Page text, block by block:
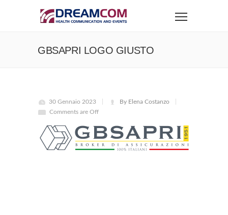
GBSAPRI LOGO GIUSTO
30 Gennaio 2023
By Elena Costanzo
Comments are Off